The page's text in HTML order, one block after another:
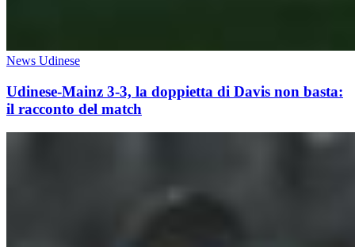
News Udinese
Udinese-Mainz 3-3, la doppietta di Davis non basta:
il racconto del match